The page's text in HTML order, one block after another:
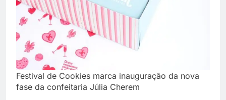
Festival de Cookies marca inauguração da nova
fase da confeitaria Júlia Cherem